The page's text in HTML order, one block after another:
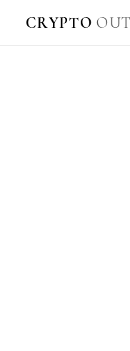
CRYPTO